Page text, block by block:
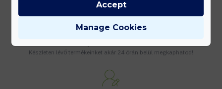
Készleten lévő termékeinket akár 24 órán belül megkaphatod!
Manage Cookies
Accept